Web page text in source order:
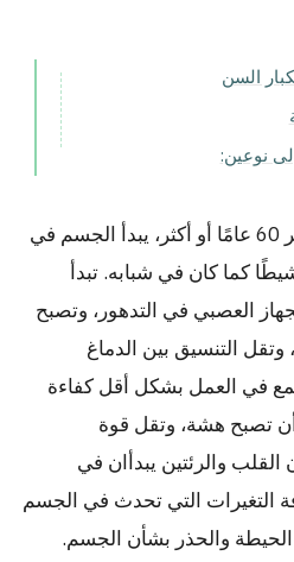
السن
نوعين:
عندما يبلغ الإنسان من العمر 60 عامًا أو أكثر، يبدأ الجسم في
كما كان في شبابه. تبدأ
العصبي في التدهور، وتصبح
التنسيق بين الدماغ
في العمل بشكل أقل كفاءة
تصبح هشة، وتقل قوة
والرئتين يبدأان في
التغيرات التي تحدث في الجسم
والحذر بشأن الجسم.